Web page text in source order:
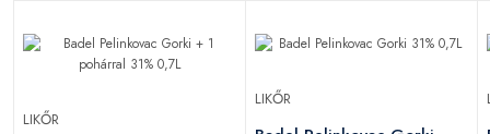
LIKŐR
LIKŐR